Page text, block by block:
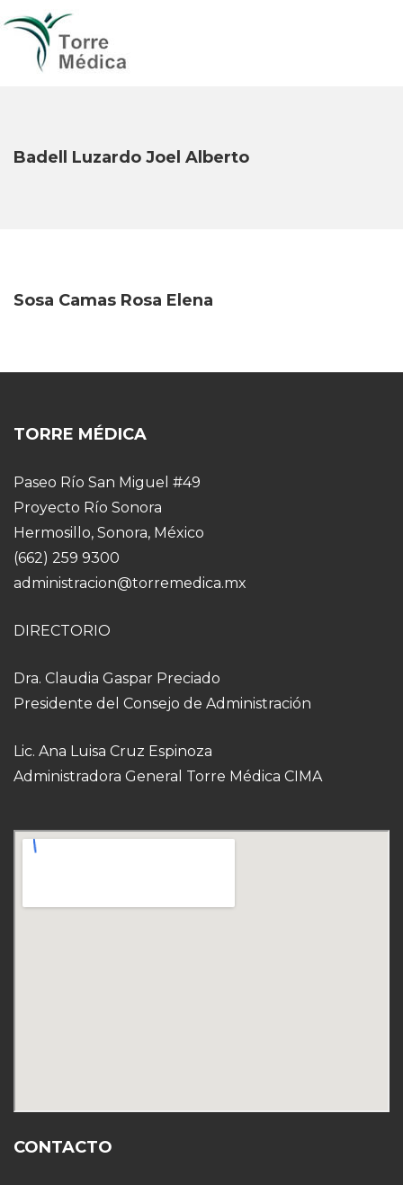
Badell Luzardo Joel Alberto
Sosa Camas Rosa Elena
TORRE MÉDICA
Paseo Río San Miguel #49
Proyecto Río Sonora
Hermosillo, Sonora, México
(662) 259 9300
administracion@torremedica.mx
DIRECTORIO
Dra. Claudia Gaspar Preciado
Presidente del Consejo de Administración
Lic. Ana Luisa Cruz Espinoza
Administradora General Torre Médica CIMA
CONTACTO